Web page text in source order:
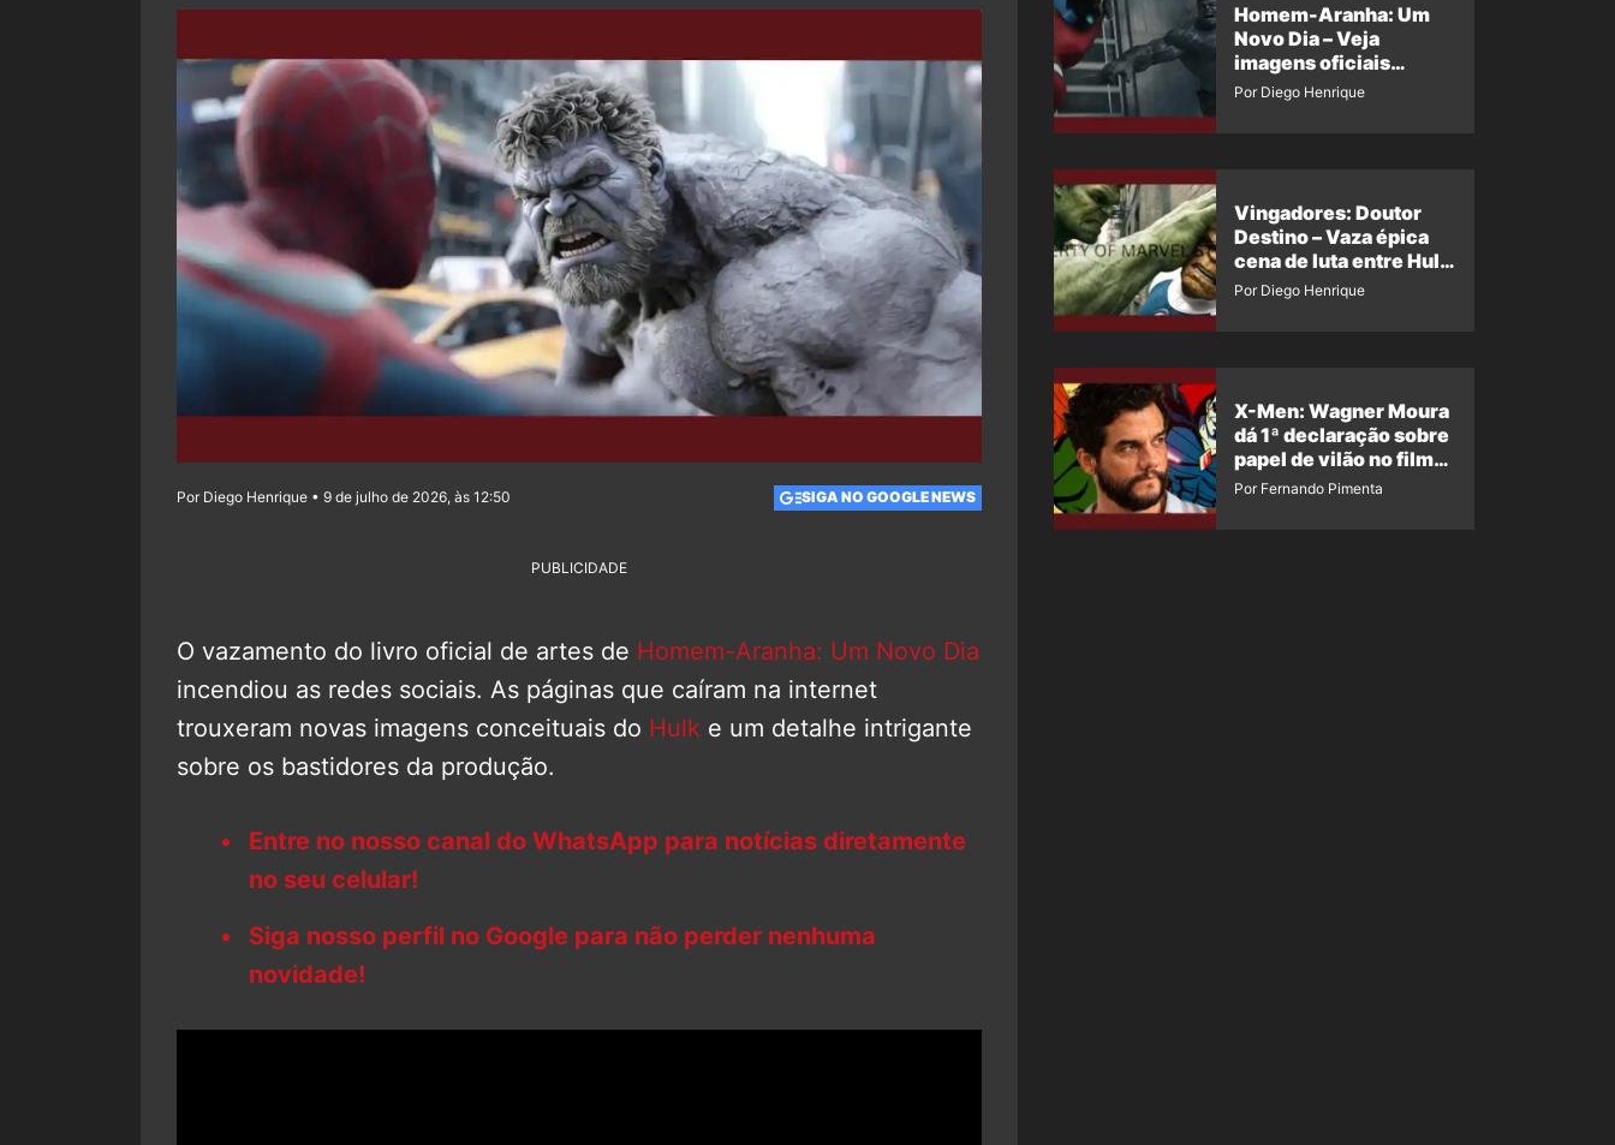
Por Diego Henrique • 9 de julho de 2026, às 12:50 SIGA NO GOOGLE NEWS
PUBLICIDADE
O vazamento do livro oficial de artes de Homem-Aranha: Um Novo Dia
incendiou as redes sociais. As páginas que caíram na internet
trouxeram novas imagens conceituais do Hulk e um detalhe intrigante
sobre os bastidores da produção.
Entre no nosso canal do WhatsApp para notícias diretamente
no seu celular!
Siga nosso perfil no Google para não perder nenhuma
novidade!
Homem-Aranha: Um
Novo Dia – Veja
imagens oficiais
descartadas do Hulk
Por Diego Henrique
Vingadores: Doutor
Destino – Vaza épica
cena de luta entre Hulk
e o Coisa
Por Diego Henrique
X-Men: Wagner Moura
dá 1ª declaração sobre
papel de vilão no filme
da Marvel
Por Fernando Pimenta